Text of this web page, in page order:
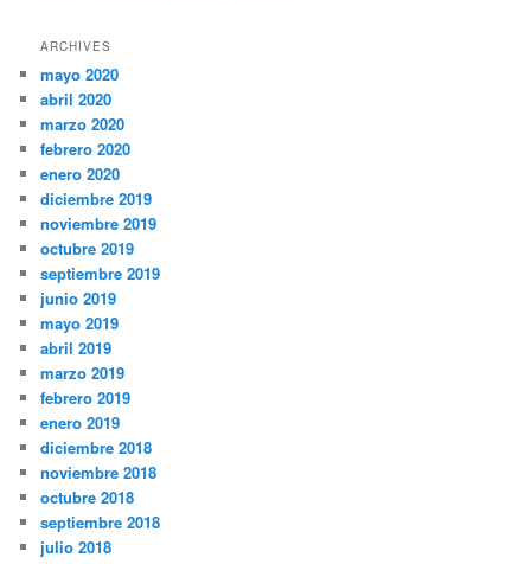
ARCHIVES
mayo 2020
abril 2020
marzo 2020
febrero 2020
enero 2020
diciembre 2019
noviembre 2019
octubre 2019
septiembre 2019
junio 2019
mayo 2019
abril 2019
marzo 2019
febrero 2019
enero 2019
diciembre 2018
noviembre 2018
octubre 2018
septiembre 2018
julio 2018